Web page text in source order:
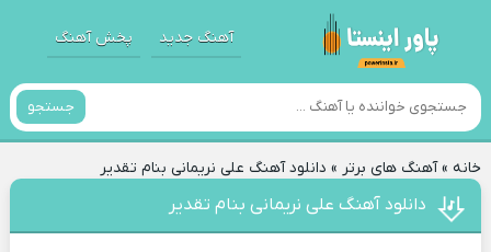
آهنگ جدید پخش آهنگ
جستجو
خانه»آهنگ های برتر » دانلود آهنگ علی نریمانی بنام تقدیر
دانلود آهنگ علی نریمانی بنام تقدیر